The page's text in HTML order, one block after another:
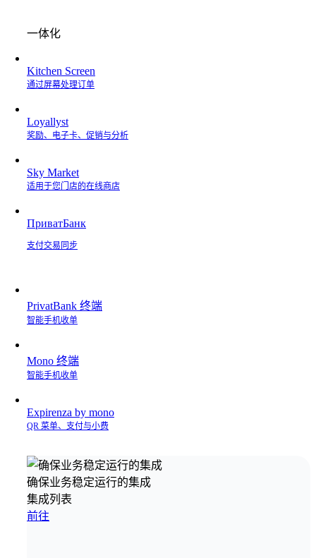
一体化
Kitchen Screen
通过屏幕处理订单
Loyallyst
奖励、电子卡、促销与分析
Sky Market
适用于您门店的在线商店
ПриватБанк
支付交易同步
PrivatBank 终端
智能手机收单
Mono 终端
智能手机收单
Expirenza by mono
QR 菜单、支付与小费
确保业务稳定运行的集成
集成列表
前往